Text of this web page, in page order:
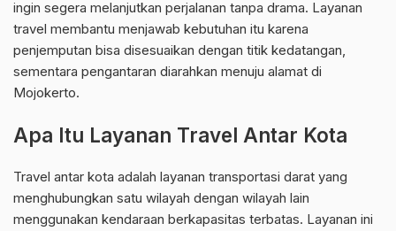
ingin segera melanjutkan perjalanan tanpa drama. Layanan
travel membantu menjawab kebutuhan itu karena
penjemputan bisa disesuaikan dengan titik kedatangan,
sementara pengantaran diarahkan menuju alamat di
Mojokerto.
Apa Itu Layanan Travel Antar Kota
Travel antar kota adalah layanan transportasi darat yang
menghubungkan satu wilayah dengan wilayah lain
menggunakan kendaraan berkapasitas terbatas. Layanan ini